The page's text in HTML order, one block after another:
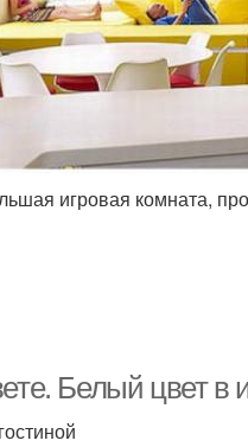
игровая комната,
Белый цвет в